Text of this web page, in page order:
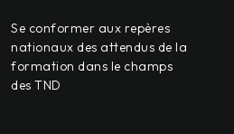
Se conformer aux repères
nationaux des attendus de la
formation dans le champs
des TND